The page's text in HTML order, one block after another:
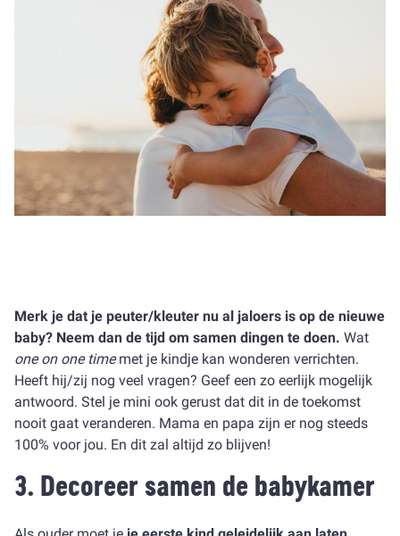
Merk je dat je peuter/kleuter nu al jaloers is op de nieuwe
baby? Neem dan de tijd om samen dingen te doen. Wat
one on one timemet je kindje kan wonderen verrichten.
Heeft hij/zij nog veel vragen? Geef een zo eerlijk mogelijk
antwoord. Stel je mini ook gerust dat dit in de toekomst
nooit gaat veranderen. Mama en papa zijn er nog steeds
100% voor jou. En dit zal altijd zo blijven!
3. Decoreer samen de babykamer